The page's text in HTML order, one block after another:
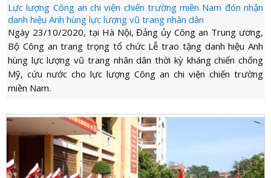
Lực lượng Công an chi viện chiến trường miền Nam đón nhận
danh hiệu Anh hùng lực lượng vũ trang nhân dân
Ngày 23/10/2020, tại Hà Nội, Đảng ủy Công an Trung ương,
Bộ Công an trang trọng tổ chức Lễ trao tặng danh hiệu Anh
hùng lực lượng vũ trang nhân dân thời kỳ kháng chiến chống
Mỹ, cứu nước cho lực lượng Công an chi viện chiến trường
miền Nam.